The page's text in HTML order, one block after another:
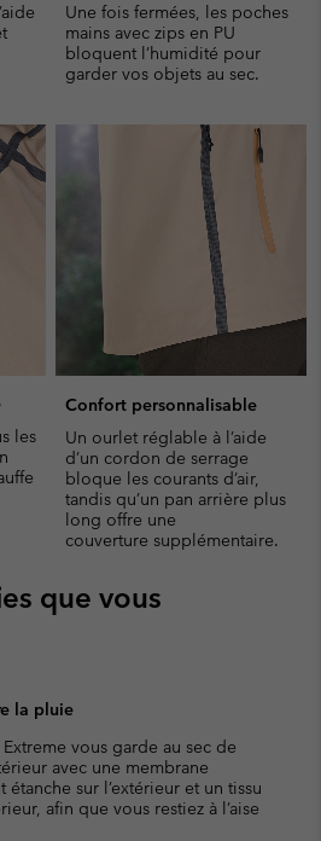
Une fois fermées, les poches
mains avec zips en PU
bloquent l’humidité pour
garder vos objets au sec.
les
Confort personnalisable
Un ourlet réglable à l’aide
d’un cordon de serrage
bloque les courants d’air,
tandis qu’un pan arrière plus
long offre une
couverture supplémentaire.
que vous
la pluie
vous garde au sec de
avec une membrane
sur l’extérieur et un tissu
afin que vous restiez à l’aise